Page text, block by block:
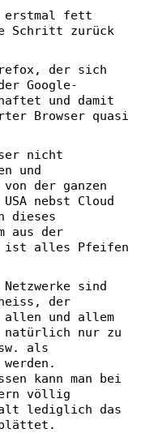
erstmal fett
Schritt zurück
der sich
Google-
und damit
Browser quasi
nicht
und
der ganzen
nebst Cloud
dieses
aus der
ist alles Pfeifen
sind
der
allen und allem
natürlich nur zu
als
kann man bei
völlig
lediglich das
plättet.